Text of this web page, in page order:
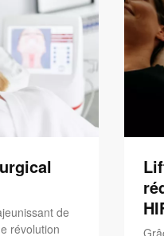
de
révolution